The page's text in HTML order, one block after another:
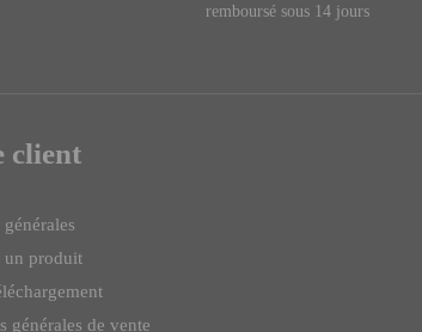
remboursé sous 14 jours
client
un produit
générales de vente